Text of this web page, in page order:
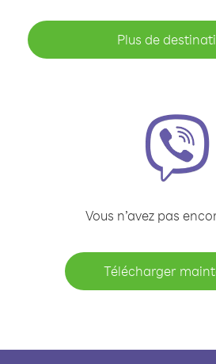
Plus de
Vous n’avez pas
Télécharger